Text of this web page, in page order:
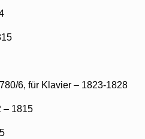
6, für Klavier – 1823-1828
– 1815